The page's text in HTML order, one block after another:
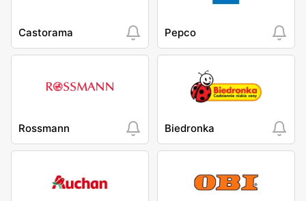
Castorama Pepco
Rossmann Biedronka